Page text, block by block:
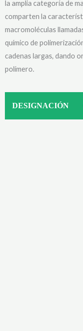
la amplia categoría de
comparten la
macromoléculas
químico de
cadenas largas, dando
polímero.
DESIGNACIÓN